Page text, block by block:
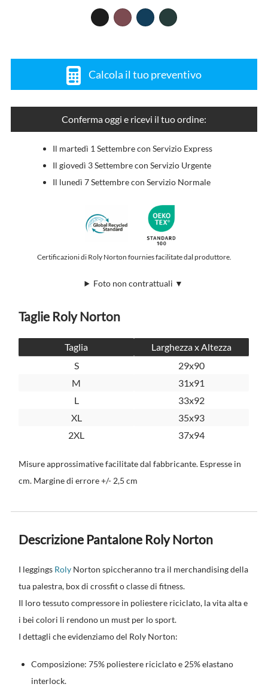
Calcola il tuo preventivo
Conferma oggi e ricevi il tuo ordine:
Il martedì 1 Settembre con Servizio Express
Il giovedì 3 Settembre con Servizio Urgente
Il lunedì 7 Settembre con Servizio Normale
Certificazioni di Roly Norton fournies facilitate dal produttore.
Foto non contrattuali ▼
Taglie Roly Norton
Taglia
Larghezza x Altezza
S
29x90
M
31x91
L
33x92
XL
35x93
2XL
37x94
Misure approssimative facilitate dal fabbricante. Espresse in
cm. Margine di errore +/- 2,5 cm
Descrizione Pantalone Roly Norton
I leggings Roly Norton spiccheranno tra il merchandising della
tua palestra, box di crossfit o classe di fitness.
Il loro tessuto compressore in poliestere riciclato, la vita alta e
i bei colori li rendono un must per lo sport.
I dettagli che evidenziamo del Roly Norton:
Composizione: 75% poliestere riciclato e 25% elastano
interlock.